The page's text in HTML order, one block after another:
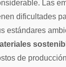
Las
dificultades
estándares
de